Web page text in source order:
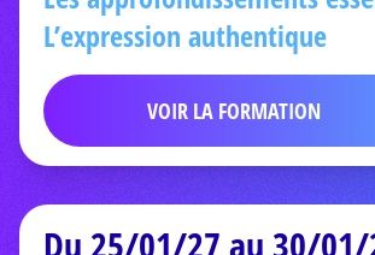
L’expression authentique
VOIR LA FORMATION
Du 25/01/27 au 30/